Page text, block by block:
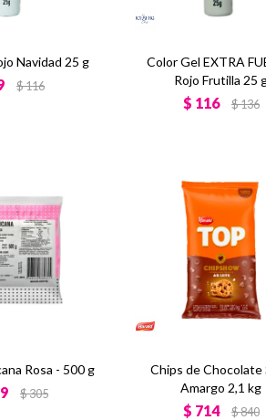
Navidad 25 g
$116
Color Gel EXTRA
Rojo Frutilla 25
$ 116 $136
Rosa - 500 g
$305
Chips de Chocolate
Amargo 2,1 kg
$ 714 $840